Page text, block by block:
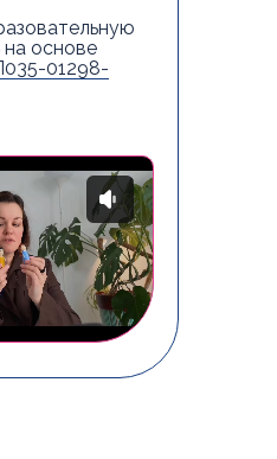
на основе
01298-